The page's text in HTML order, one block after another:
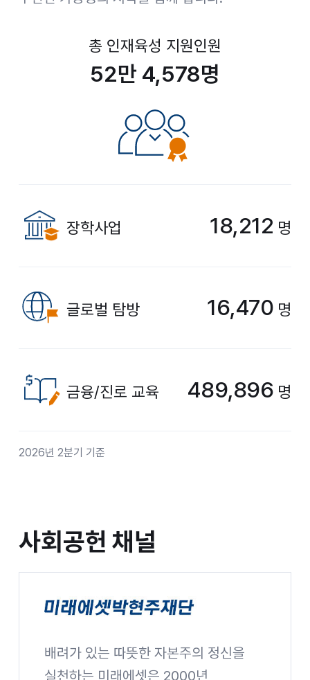
총 인재육성 지원인원
52만 4,578명
장학사업 18,212 명
글로벌 탐방 16,470 명
금융/진로 교육 489,896 명
2026년 2분기 기준
사회공헌 채널
배려가 있는 따뜻한 자본주의 정신을
실천하는 미래에셋은 2000년